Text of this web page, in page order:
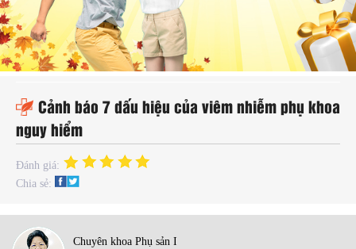
Cảnh báo 7 dấu hiệu của viêm nhiễm phụ khoa
nguy hiểm
Đánh giá:
Chia sẻ:
Chuyên khoa Phụ sản I